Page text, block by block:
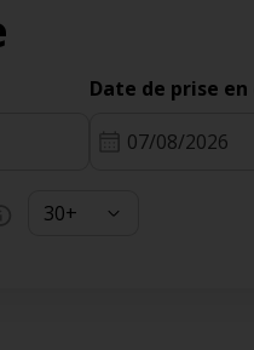
Date de prise en
07/08/2026